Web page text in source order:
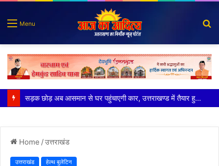
Menu
पुलिस मुठभेड़ में गोली लगने से घायल शातिर बदमाश गिरफ्तार
Home /उत्तराखंड
उत्तराखंड हेल्थ बुलेटिन